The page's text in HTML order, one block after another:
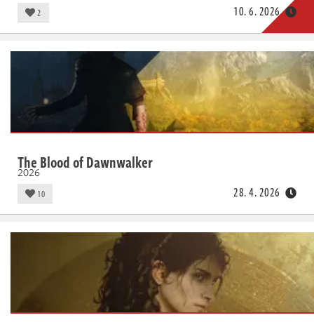
2 10. 6. 2026
The Blood of Dawnwalker
2026
10 28. 4. 2026